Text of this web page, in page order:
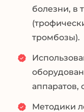
болезни, в
тромбозы).
аппаратов,
Методики